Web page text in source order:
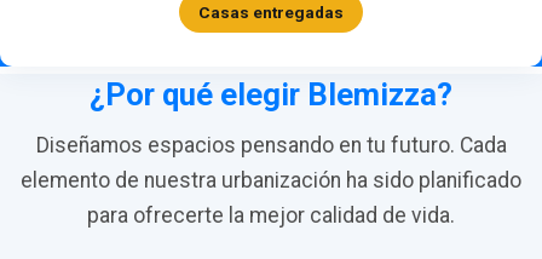
Casas entregadas
¿Por qué elegir Blemizza?
Diseñamos espacios pensando en tu futuro. Cada
elemento de nuestra urbanización ha sido planificado
para ofrecerte la mejor calidad de vida.